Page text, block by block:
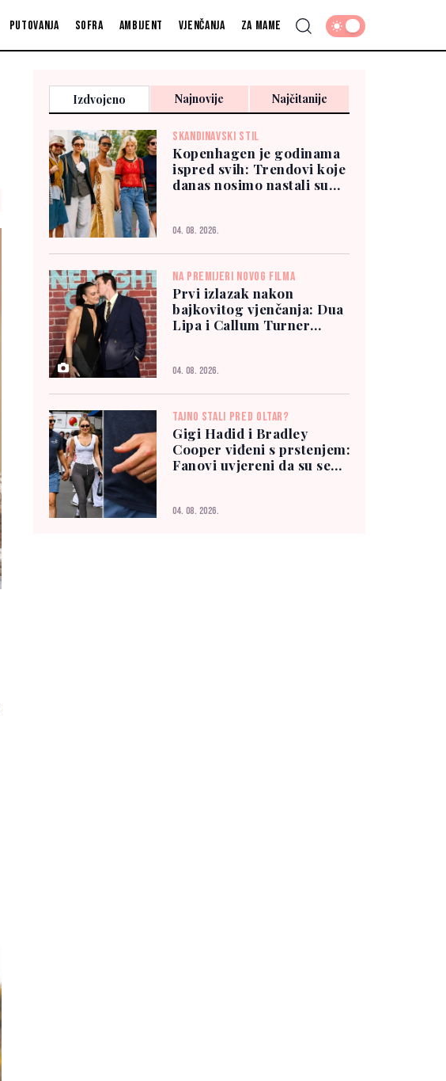
Putovanja Sofra Ambijent Vjenčanja Za mame
Izdvojeno Najnovije Najčitanije
SKANDINAVSKI STIL
Kopenhagen je godinama
ispred svih: Trendovi koje
danas nosimo nastali su
04. 08. 2026.
NA PREMIJERI NOVOG FILMA
Prvi izlazak nakon
bajkovitog vjenčanja: Dua
Lipa i Callum Turner
04. 08. 2026.
TAJNO STALI PRED OLTAR?
Gigi Hadid i Bradley
Cooper viđeni s prstenjem:
Fanovi uvjereni da su se
04. 08. 2026.